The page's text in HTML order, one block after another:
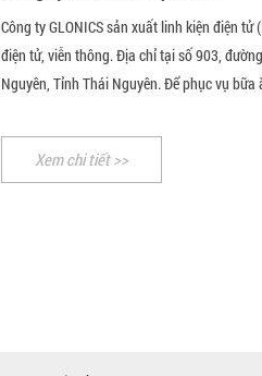
Công ty GLONICS sản xuất linh kiện điện
điện tử, viễn thông. Địa chỉ tại số 903,
Nguyên, Tỉnh Thái Nguyên. Để phục vụ
Xem chi tiết >>